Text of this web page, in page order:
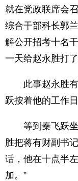
就在党政联席会
综合干部科长郭
解公开招考十名
一天给赵永胜打了
此事赵永胜有
跃按着他的工作
等到秦飞跃坐
胜把蒋有财副书
话，他在十点半
加。”